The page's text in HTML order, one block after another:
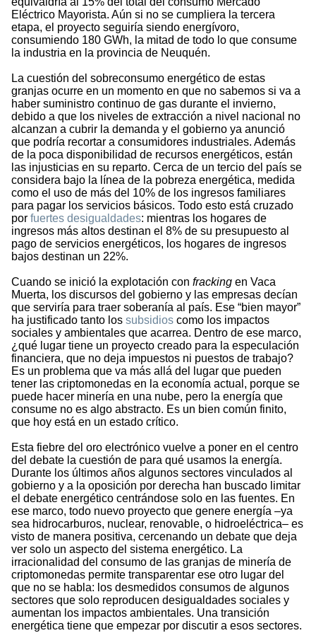
Eléctrico Mayorista. Aún si no se cumpliera la tercera
etapa, el proyecto seguiría siendo energívoro,
consumiendo 180 GWh, la mitad de todo lo que consume
la industria en la provincia de Neuquén.
La cuestión del sobreconsumo energético de estas
granjas ocurre en un momento en que no sabemos si va a
haber suministro continuo de gas durante el invierno,
debido a que los niveles de extracción a nivel nacional no
alcanzan a cubrir la demanda y el gobierno ya anunció
que podría recortar a consumidores industriales. Además
de la poca disponibilidad de recursos energéticos, están
las injusticias en su reparto. Cerca de un tercio del país se
considera bajo la línea de la pobreza energética, medida
como el uso de más del 10% de los ingresos familiares
para pagar los servicios básicos. Todo esto está cruzado
por fuertes desigualdades: mientras los hogares de
ingresos más altos destinan el 8% de su presupuesto al
pago de servicios energéticos, los hogares de ingresos
bajos destinan un 22%.
Cuando se inició la explotación con fracking en Vaca
Muerta, los discursos del gobierno y las empresas decían
que serviría para traer soberanía al país. Ese “bien mayor”
ha justificado tanto los subsidios como los impactos
sociales y ambientales que acarrea. Dentro de ese marco,
¿qué lugar tiene un proyecto creado para la especulación
financiera, que no deja impuestos ni puestos de trabajo?
Es un problema que va más allá del lugar que pueden
tener las criptomonedas en la economía actual, porque se
puede hacer minería en una nube, pero la energía que
consume no es algo abstracto. Es un bien común finito,
que hoy está en un estado crítico.
Esta fiebre del oro electrónico vuelve a poner en el centro
del debate la cuestión de para qué usamos la energía.
Durante los últimos años algunos sectores vinculados al
gobierno y a la oposición por derecha han buscado limitar
el debate energético centrándose solo en las fuentes. En
ese marco, todo nuevo proyecto que genere energía –ya
sea hidrocarburos, nuclear, renovable, o hidroeléctrica– es
visto de manera positiva, cercenando un debate que deja
ver solo un aspecto del sistema energético. La
irracionalidad del consumo de las granjas de minería de
criptomonedas permite transparentar ese otro lugar del
que no se habla: los desmedidos consumos de algunos
sectores que solo reproducen desigualdades sociales y
aumentan los impactos ambientales. Una transición
energética tiene que empezar por discutir a esos sectores.